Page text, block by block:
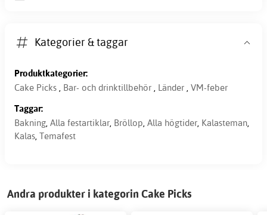
Kategorier & taggar
Produktkategorier:
Cake Picks , Bar- och drinktillbehör , Länder , VM-feber
Taggar:
Bakning, Alla festartiklar, Bröllop, Alla högtider, Kalasteman,
Kalas, Temafest
Andra produkter i kategorin Cake Picks